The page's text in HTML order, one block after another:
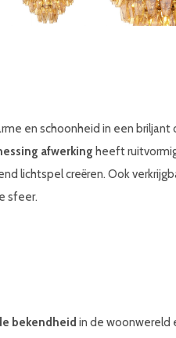
en schoonheid in een briljant
afwerking heeft
lichtspel creëren. Ook
sfeer.
bekendheid in de woonwereld